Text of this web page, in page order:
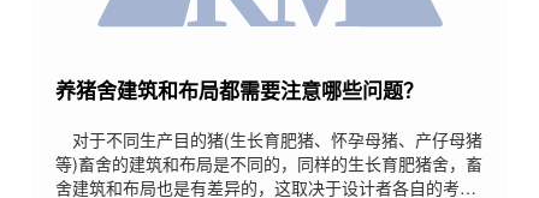
养猪舍建筑和布局都需要注意哪些问题？
对于不同生产目的猪(生长育肥猪、怀孕母猪、产仔母猪
等)畜舍的建筑和布局是不同的，同样的生长育肥猪舍，畜
舍建筑和布局也是有差异的，这取决于设计者各自的考